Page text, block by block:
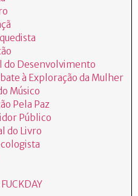
do Desenvolvimento
à Exploração da Mulher
Músico
Pela Paz
Público
do Livro